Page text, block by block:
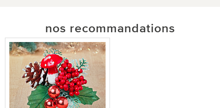
nos recommandations